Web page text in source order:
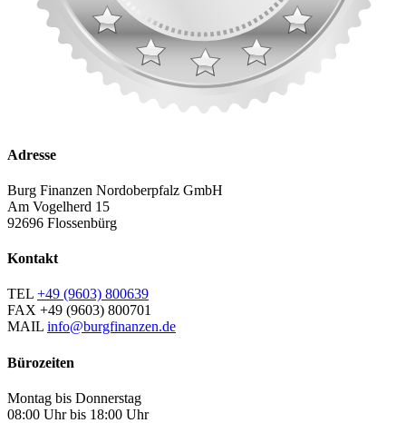
Adresse
Burg Finanzen Nordoberpfalz GmbH
Am Vogelherd 15
92696 Flossenbürg
Kontakt
TEL +49 (9603) 800639
FAX +49 (9603) 800701
MAIL info@burgfinanzen.de
Bürozeiten
Montag bis Donnerstag
08:00 Uhr bis 18:00 Uhr